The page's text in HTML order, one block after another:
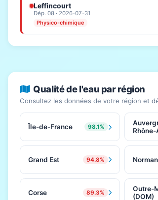
Leffincourt
Dép. 08 · 2026-07-31
Physico-chimique
Qualité de l'eau par région
Consultez les données de votre région et
Île-de-France 98.1%
Grand Est 94.8%
Corse 89.3%
Outre-
(DOM)